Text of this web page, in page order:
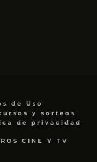
de Uso
y sorteos
de privacidad
CINE Y TV